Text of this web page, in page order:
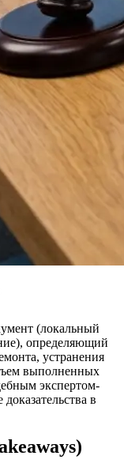
(локальный
определяющий
устранения
выполненных
экспертом-
в